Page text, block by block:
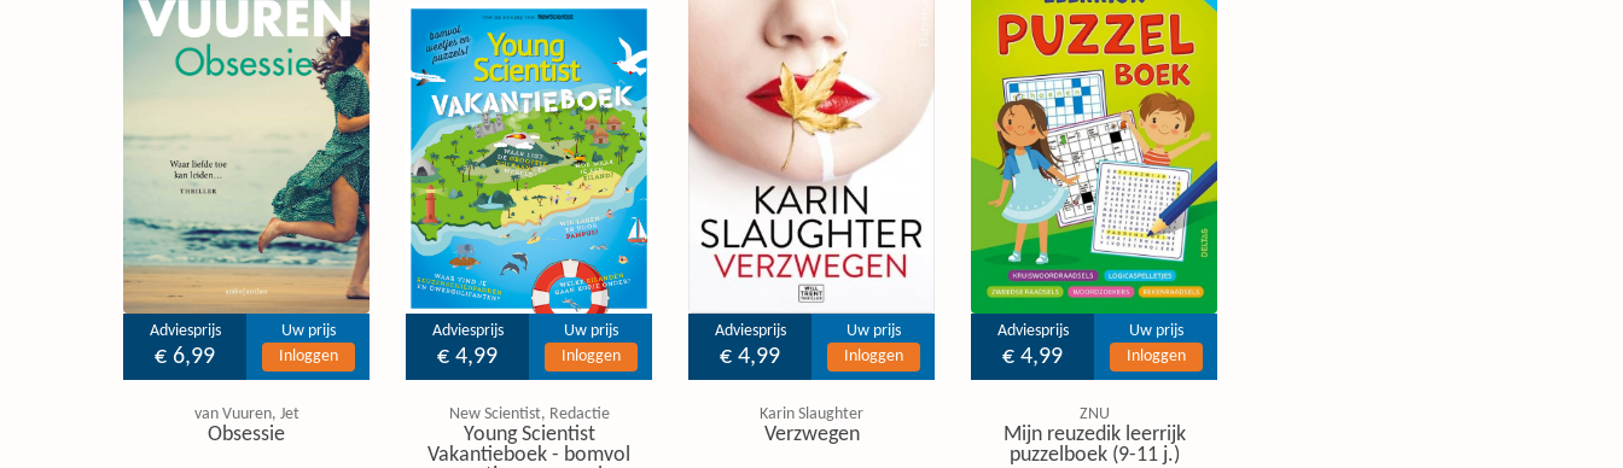
Adviesprijs
€ 6,99
Uw prijs
Inloggen
van Vuuren, Jet
Obsessie
Adviesprijs
€ 4,99
Uw prijs
Inloggen
New Scientist, Redactie
Young Scientist
Vakantieboek - bomvol
Adviesprijs
€ 4,99
Uw prijs
Inloggen
Karin Slaughter
Verzwegen
Adviesprijs
€ 4,99
Uw prijs
Inloggen
ZNU
Mijn reuzedik leerrijk
puzzelboek (9-11 j.)